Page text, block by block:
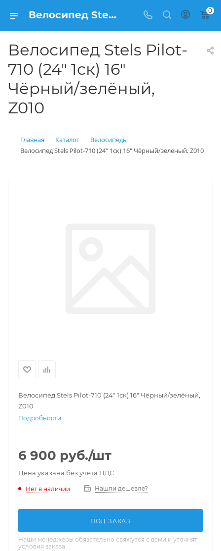
Велосипед Stels Pilot-710 (24" 1ск) 16" Чёрный/зелёный, Z010 купить: цена 6 900 рублей в Балашихе | Интернет магазин Вело150 0
Велосипед Stels Pilot-
710 (24" 1ск) 16"
Чёрный/зелёный,
Z010
Главная Каталог
Велосипеды
Велосипед Stels Pilot-710 (24" 1ск) 16" Чёрный/зелёный, Z010
Велосипед Stels Pilot-710 (24" 1ск) 16" Чёрный/зелёный,
Z010
Подробности
6 900 руб./шт
Цена указана без учета НДС
Нет в наличии Нашли дешевле?
ПОД ЗАКАЗ
Наши менеджеры обязательно свяжутся с вами и уточнят
условия заказа